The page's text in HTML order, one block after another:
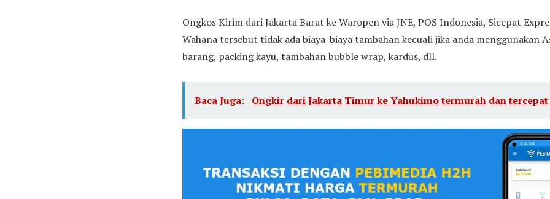
Ongkos Kirim dari Jakarta Barat ke Waropen via JNE, POS Indonesia, Sicepat
Wahana tersebut tidak ada biaya-biaya tambahan kecuali jika anda menggunakan
barang, packing kayu, tambahan bubble wrap, kardus, dll.
Baca Juga: Ongkir dari Jakarta Timur ke Yahukimo termurah dan